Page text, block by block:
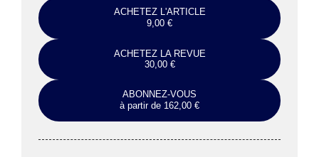
ACHETEZ L'ARTICLE
9,00 €
ACHETEZ LA REVUE
30,00 €
ABONNEZ-VOUS
à partir de 162,00 €